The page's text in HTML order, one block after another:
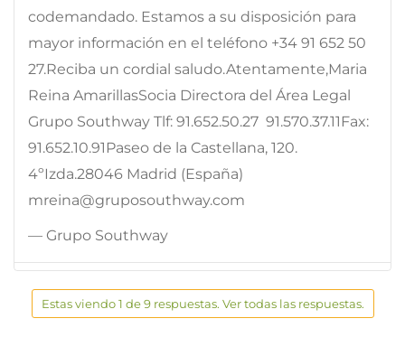
codemandado. Estamos a su disposición para
mayor información en el teléfono +34 91 652 50
27.Reciba un cordial saludo.Atentamente,Maria
Reina AmarillasSocia Directora del Área Legal 
Grupo Southway Tlf: 91.652.50.27  91.570.37.11Fax:
91.652.10.91Paseo de la Castellana, 120.
4ºIzda.28046 Madrid (España)
mreina@gruposouthway.com
— Grupo Southway
Estas viendo 1 de 9 respuestas. Ver todas las respuestas.